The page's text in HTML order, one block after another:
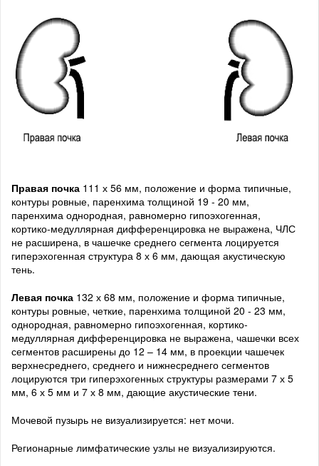
Правая почка 111 х 56 мм, положение и форма типичные,
контуры ровные, паренхима толщиной 19 - 20 мм,
паренхима однородная, равномерно гипоэхогенная,
кортико-медуллярная дифференцировка не выражена, ЧЛС
не расширена, в чашечке среднего сегмента лоцируется
гиперэхогенная структура 8 х 6 мм, дающая акустическую
тень.
Левая почка 132 х 68 мм, положение и форма типичные,
контуры ровные, четкие, паренхима толщиной 20 - 23 мм,
однородная, равномерно гипоэхогенная, кортико-
медуллярная дифференцировка не выражена, чашечки всех
сегментов расширены до 12 – 14 мм, в проекции чашечек
верхнесреднего, среднего и нижнесреднего сегментов
лоцируются три гиперэхогенных структуры размерами 7 х 5
мм, 6 х 5 мм и 7 х 8 мм, дающие акустические тени.
Мочевой пузырь не визуализируется: нет мочи.
Регионарные лимфатические узлы не визуализируются.